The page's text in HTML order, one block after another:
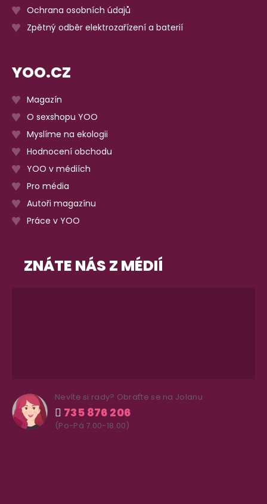
Ochrana osobních údajů
Zpětný odběr elektrozařízení a baterií
YOO.CZ
Magazín
O sexshopu YOO
Myslíme na ekologii
Hodnocení obchodu
YOO v médiích
Pro média
Autoři magazínu
Práce v YOO
ZNÁTE NÁS Z MÉDIÍ
Nevíte si rady? Obraťte se na Jolanu
735 876 206
(Po-Pá 7.00-18.00)